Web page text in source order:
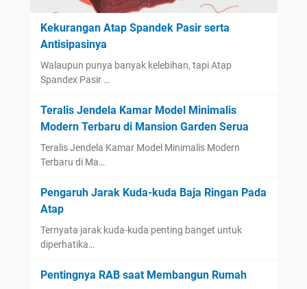
Kekurangan Atap Spandek Pasir serta
Antisipasinya
Walaupun punya banyak kelebihan, tapi Atap
Spandex Pasir …
Teralis Jendela Kamar Model Minimalis
Modern Terbaru di Mansion Garden Serua
Teralis Jendela Kamar Model Minimalis Modern
Terbaru di Ma…
Pengaruh Jarak Kuda-kuda Baja Ringan Pada
Atap
Ternyata jarak kuda-kuda penting banget untuk
diperhatika…
Pentingnya RAB saat Membangun Rumah